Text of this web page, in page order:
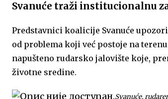
Svanuće traži institucionalnu
Predstavnici koalicije Svanuće
od problema koji već postoje na
napušteno rudarsko jalovište koje,
životne sredine.
Svanuće,